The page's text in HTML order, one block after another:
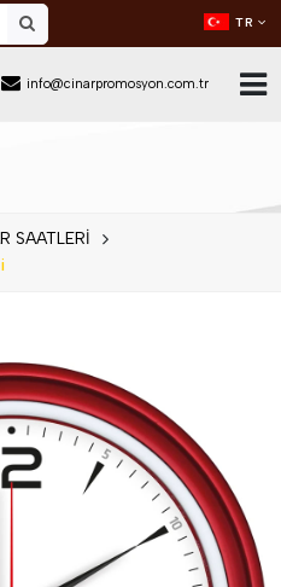
info@cinarpromosyon.com.tr
TR
SAATLERİ